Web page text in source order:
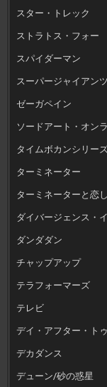
スター・トレック
ストラトス・フォー
スパイダーマン
スーパージャイアンツ
ゼーガペイン
ソードアート・オン
タイムボカンシリー
ターミネーター
ターミネーターと恋
ダイバージェンス・
ダンダダン
チャップアップ
テラフォーマーズ
テレビ
デイ・アフター・ト
デカダンス
デューン/砂の惑星